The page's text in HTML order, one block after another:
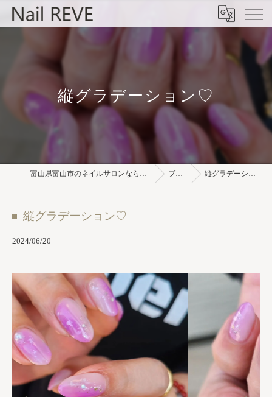
縦グラデーション♡
富山県富山市のネイルサロンならNail REVE ブログ 縦グラデーション♡
縦グラデーション♡
2024/06/20